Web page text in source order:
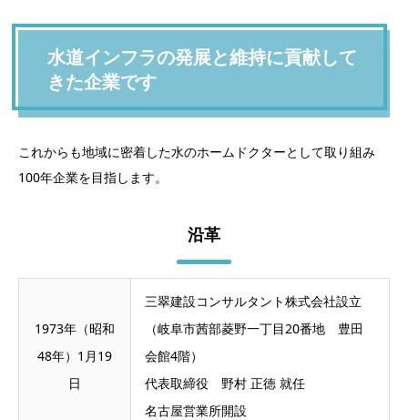
水道インフラの発展と維持に貢献して
きた企業です
これからも地域に密着した水のホームドクターとして取り組み
100年企業を目指します。
沿革
1973年（昭和
48年）1月19
日
三翠建設コンサルタント株式会社設立
（岐阜市茜部菱野一丁目20番地 豊田
会館4階）
代表取締役 野村 正徳 就任
名古屋営業所開設